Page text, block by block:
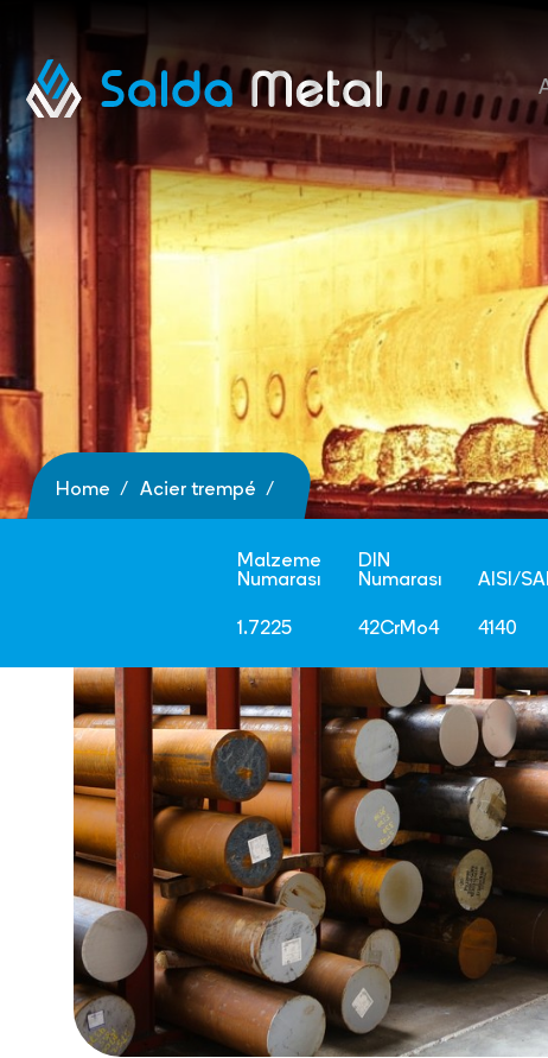
Home Acier trempé
Malzeme
Numarası
1.7225
DIN
Numarası
42CrMo4
AISI/
4140